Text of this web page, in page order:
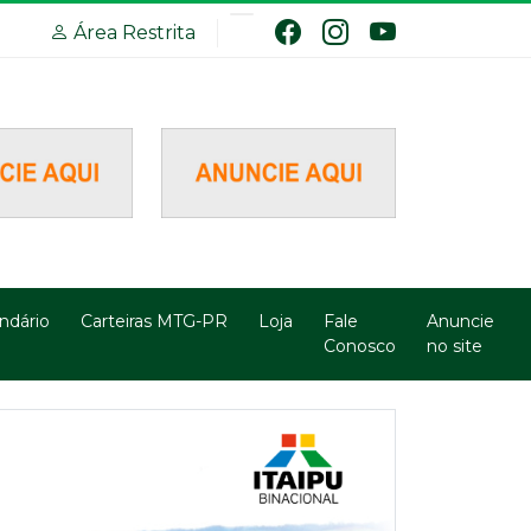
Área Restrita
Carteiras MTG-PR Loja
Fale
Conosco
Anuncie
no site